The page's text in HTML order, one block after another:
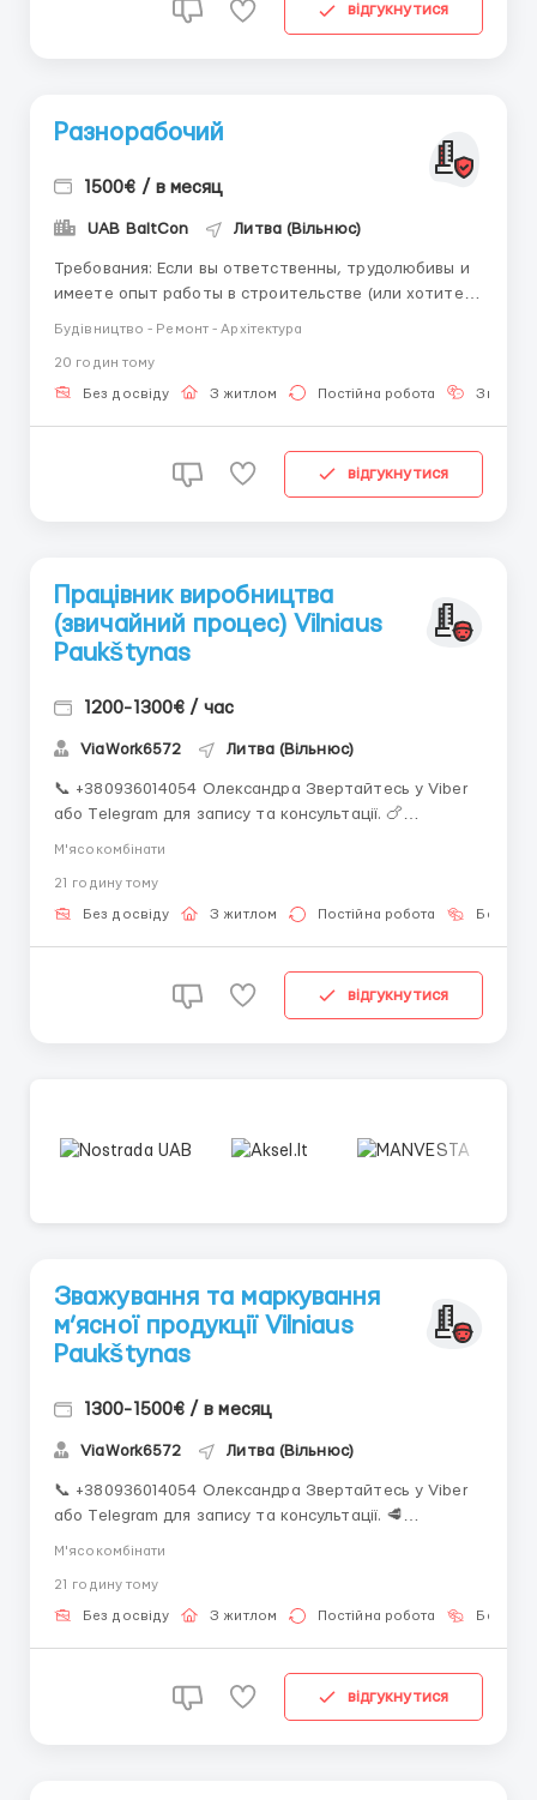
відгукнутися
Разнорабочий
1500€ / в месяц
UAB BaltCon Литва (Вільнюс)
Требования: Если вы ответственны, трудолюбивы и
имеете опыт работы в строительстве (или хотите
Вильнюсе и его окрестностях. Условия работы: Мы
возьмем на себя оформление всех необход...
Будівництво - Ремонт - Архітектура
20 годин тому
Без досвіду З житлом Постійна робота Знання
відгукнутися
Працівник виробництва
(звичайний процес) Vilniaus
Paukštynas
1200-1300€ / час
ViaWork6572 Литва (Вільнюс)
📞 +380936014054 Олександра Звертайтесь у Viber
або Telegram для запису та консультації. 🍗
Працівник виробництва (звичайний процес) Vilniaus
Оплата 1200–1300 EUR брутто/міс ~900 EUR
нетто базово З понаднормовими:&n...
М'ясокомбінати
21 годину тому
Без досвіду З житлом Постійна робота Без
відгукнутися
Зважування та маркування
м’ясної продукції Vilniaus
Paukštynas
1300-1500€ / в месяц
ViaWork6572 Литва (Вільнюс)
📞 +380936014054 Олександра Звертайтесь у Viber
або Telegram для запису та консультації. 🥩
Зважування та маркування м’ясної продукції Vilniaus
💰 Оплата 1300–1500 EUR брутто/міс ~1000 EUR
нетто за 160–1...
М'ясокомбінати
21 годину тому
Без досвіду З житлом Постійна робота Без
відгукнутися